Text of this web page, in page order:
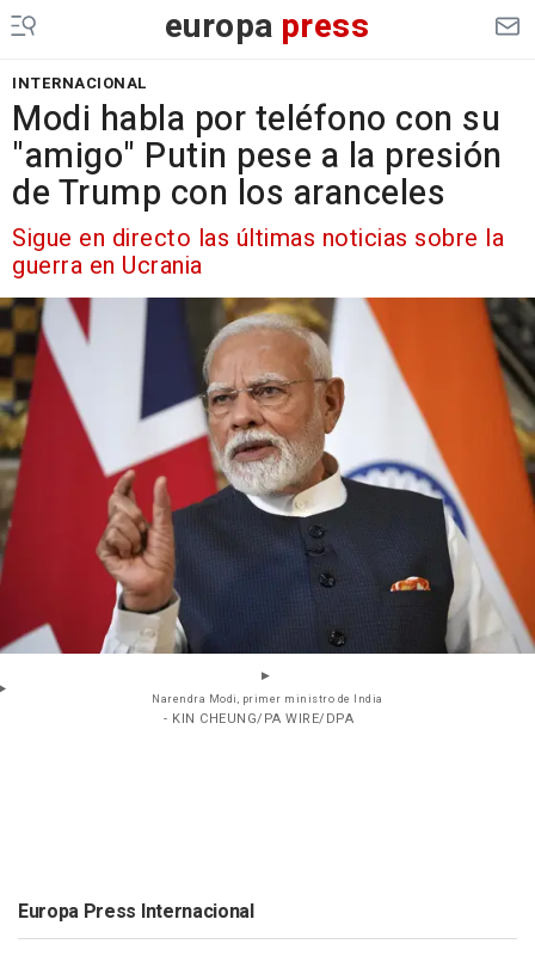
europa press
INTERNACIONAL
Modi habla por teléfono con su
"amigo" Putin pese a la presión
de Trump con los aranceles
Sigue en directo las últimas noticias sobre la
guerra en Ucrania
Narendra Modi, primer ministro de India
- KIN CHEUNG/PA WIRE/DPA
Europa Press Internacional